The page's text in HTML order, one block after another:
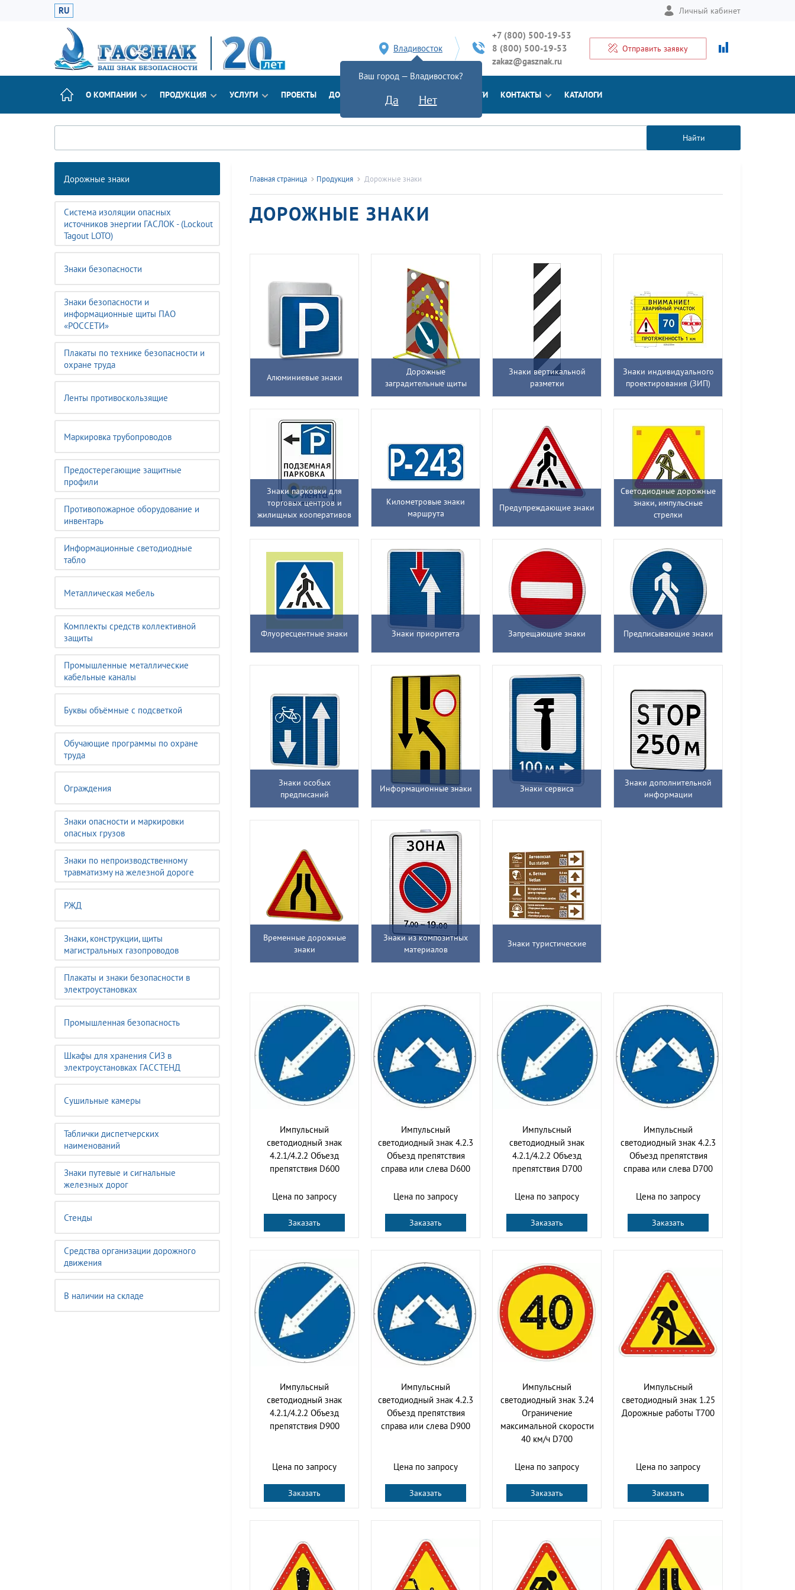
RU Личный кабинет
Владивосток
Ваш город — Владивосток?
Да Нет
+7 (800) 500-19-53
8 (800) 500-19-53
zakaz@gasznak.ru
Отправить заявку
О КОМПАНИИ ПРОДУКЦИЯ УСЛУГИ ПРОЕКТЫ ДОСТАВКА ДОКУМЕНТЫ НОВОСТИ КОНТАКТЫ КАТАЛОГИ
Найти
Дорожные знаки
Система изоляции опасных
источников энергии ГАСЛОК - (Lockout
Tagout LOTO)
Знаки безопасности
Знаки безопасности и
информационные щиты ПАО
«РОССЕТИ»
Плакаты по технике безопасности и
охране труда
Ленты противоскользящие
Маркировка трубопроводов
Предостерегающие защитные
профили
Противопожарное оборудование и
инвентарь
Информационные светодиодные
табло
Металлическая мебель
Комплекты средств коллективной
защиты
Промышленные металлические
кабельные каналы
Буквы объёмные с подсветкой
Обучающие программы по охране
труда
Ограждения
Знаки опасности и маркировки
опасных грузов
Знаки по непроизводственному
травматизму на железной дороге
РЖД
Знаки, конструкции, щиты
магистральных газопроводов
Плакаты и знаки безопасности в
электроустановках
Промышленная безопасность
Шкафы для хранения СИЗ в
электроустановках ГАССТЕНД
Сушильные камеры
Таблички диспетчерских
наименований
Знаки путевые и сигнальные
железных дорог
Стенды
Средства организации дорожного
движения
В наличии на складе
Главная страница Продукция Дорожные знаки
ДОРОЖНЫЕ ЗНАКИ
Алюминиевые знаки
Дорожные
заградительные щиты
Знаки вертикальной
разметки
Знаки индивидуального
проектирования (ЗИП)
Знаки парковки для
торговых центров и
жилищных кооперативов
Километровые знаки
маршрута
Предупреждающие знаки
Светодиодные дорожные
знаки, импульсные
стрелки
Флуоресцентные знаки Знаки приоритета Запрещающие знаки Предписывающие знаки
Знаки особых
предписаний
Информационные знаки Знаки сервиса
Знаки дополнительной
информации
Временные дорожные
знаки
Знаки из композитных
материалов
Знаки туристические
Импульсный
светодиодный знак
4.2.1/4.2.2 Объезд
препятствия D600
Цена по запросу
Заказать
Импульсный
светодиодный знак 4.2.3
Объезд препятствия
справа или слева D600
Цена по запросу
Заказать
Импульсный
светодиодный знак
4.2.1/4.2.2 Объезд
препятствия D700
Цена по запросу
Заказать
Импульсный
светодиодный знак 4.2.3
Объезд препятствия
справа или слева D700
Цена по запросу
Заказать
Импульсный
светодиодный знак
4.2.1/4.2.2 Объезд
препятствия D900
Цена по запросу
Заказать
Импульсный
светодиодный знак 4.2.3
Объезд препятствия
справа или слева D900
Цена по запросу
Заказать
Импульсный
светодиодный знак 3.24
Ограничение
максимальной скорости
40 км/ч D700
Цена по запросу
Заказать
Импульсный
светодиодный знак 1.25
Дорожные работы Т700
Цена по запросу
Заказать